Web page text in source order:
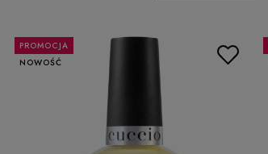
PROMOCJA
NOWOŚĆ